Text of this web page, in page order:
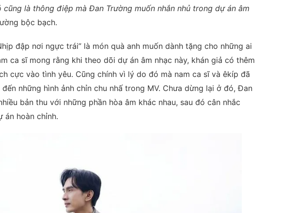
cũng là thông điệp mà Đan Trường muốn nhắn nhủ trong dự án âm
bộc bạch.
đập nơi ngực trái” là món quà anh muốn dành tặng cho những ai
ca sĩ mong rằng khi theo dõi dự án âm nhạc này, khán giả có thêm
cực vào tình yêu. Cũng chính vì lý do đó mà nam ca sĩ và êkíp đã
những hình ảnh chỉn chu nhấ trong MV. Chưa dừng lại ở đó, Đan
bản thu với những phần hòa âm khác nhau, sau đó cân nhắc
án hoàn chỉnh.